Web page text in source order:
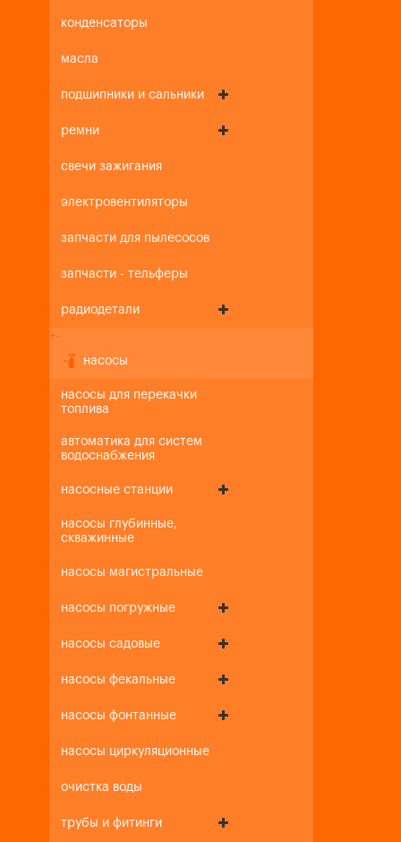
конденсаторы
масла
подшипники и сальники
ремни
свечи зажигания
электровентиляторы
запчасти для пылесосов
запчасти - тельферы
радиодетали
+-
насосы
насосы для перекачки
топлива
автоматика для систем
водоснабжения
насосные станции
насосы глубинные,
скважинные
насосы магистральные
насосы погружные
насосы садовые
насосы фекальные
насосы фонтанные
насосы циркуляционные
очистка воды
трубы и фитинги